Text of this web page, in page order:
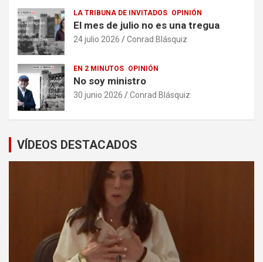
LA TRIBUNA DE INVITADOS OPINIÓN
El mes de julio no es una tregua
24 julio 2026 Conrad Blásquiz
EN 2 MINUTOS OPINIÓN
No soy ministro
30 junio 2026 Conrad Blásquiz
VÍDEOS DESTACADOS